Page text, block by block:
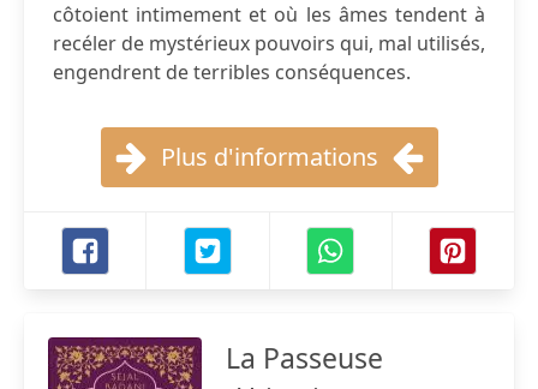
côtoient intimement et où les âmes tendent à
recéler de mystérieux pouvoirs qui, mal utilisés,
engendrent de terribles conséquences.
Plus d'informations
La Passeuse